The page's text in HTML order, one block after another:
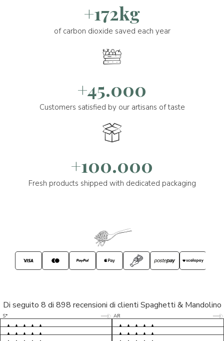
+172kg
of carbon dioxide saved each year
+45.000
Customers satisfied by our artisans of taste
+100.000
Fresh products shipped with dedicated packaging
Di seguito 8 di 898 recensioni di clienti Spaghetti & Mandolino
S* 5/5
LP 5/5
M* 5/5
AR 5/5
D* 5/5
S* 5/5